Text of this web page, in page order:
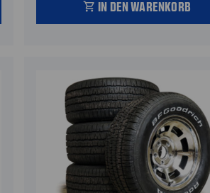
shopping_cart IN DEN WARENKORB